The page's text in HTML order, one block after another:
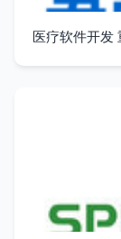
医疗软件开发